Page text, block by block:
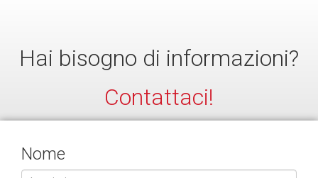
Hai bisogno di informazioni?
Contattaci!
Nome